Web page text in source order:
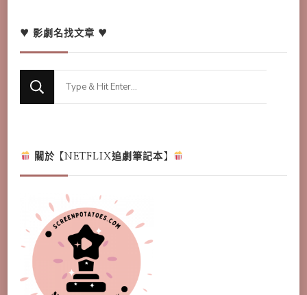
♥ 影劇名找文章 ♥
Looking
關於【NETFLIX追劇筆記本】